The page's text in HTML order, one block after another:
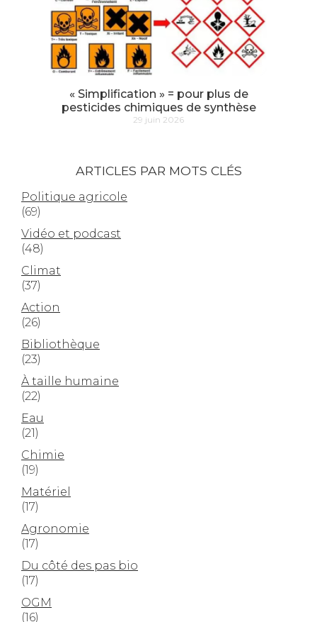
« Simplification » = pour plus de
pesticides chimiques de synthèse
29 juin 2026
ARTICLES PAR MOTS CLÉS
Politique agricole
(69)
Vidéo et podcast
(48)
Climat
(37)
Action
(26)
Bibliothèque
(23)
À taille humaine
(22)
Eau
(21)
Chimie
(19)
Matériel
(17)
Agronomie
(17)
Du côté des pas bio
(17)
OGM
(16)